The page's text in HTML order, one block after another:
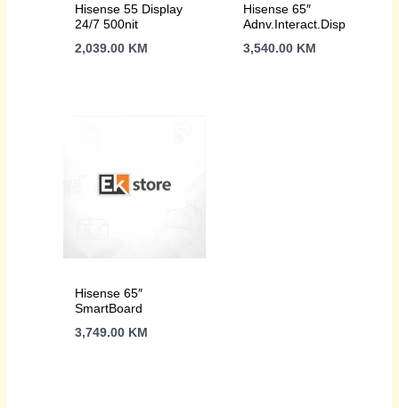
Hisense 55 Display
24/7 500nit
2,039.00 KM
Hisense 65″
Adnv.Interact.Disp
3,540.00 KM
Hisense 65″
SmartBoard
3,749.00 KM